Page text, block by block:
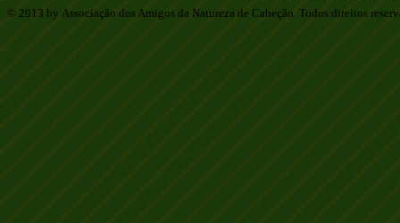
© 2013 by Associação dos Amigos da Natureza de Cabeção. Todos direitos